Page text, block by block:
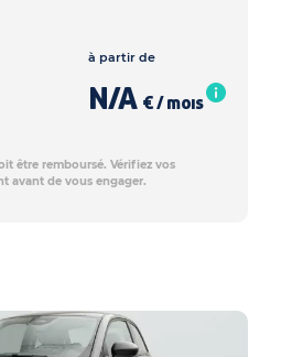
à partir de
N/A € / mois
être remboursé. Vérifiez vos
avant de vous engager.